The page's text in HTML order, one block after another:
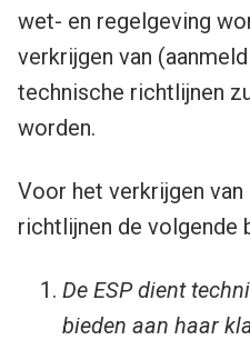
wet- en regelgeving
verkrijgen van
technische richtlijnen
worden.
Voor het verkrijgen
richtlijnen de volgende
De ESP dient
bieden aan haar